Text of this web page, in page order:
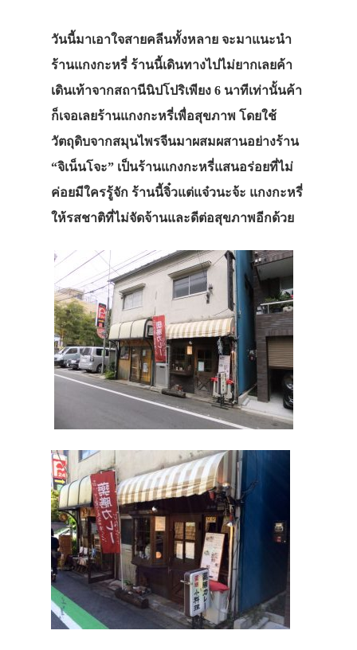
วันนี้มาเอาใจสายคลีนทั้งหลาย จะมาแนะนำ
ร้านแกงกะหรี่ ร้านนี้เดินทางไปไม่ยากเลยค้า
เดินเท้าจากสถานีนิปโปริเพียง 6 นาทีเท่านั้นค้า
ก็เจอเลยร้านแกงกะหรี่เพื่อสุขภาพ โดยใช้
วัตถุดิบจากสมุนไพรจีนมาผสมผสานอย่างร้าน
“จิเน็นโจะ” เป็นร้านแกงกะหรี่แสนอร่อยที่ไม่
ค่อยมีใครรู้จัก ร้านนี้จิ๋วแต่แจ๋วนะจ้ะ แกงกะหรี่
ให้รสชาติที่ไม่จัดจ้านและดีต่อสุขภาพอีกด้วย